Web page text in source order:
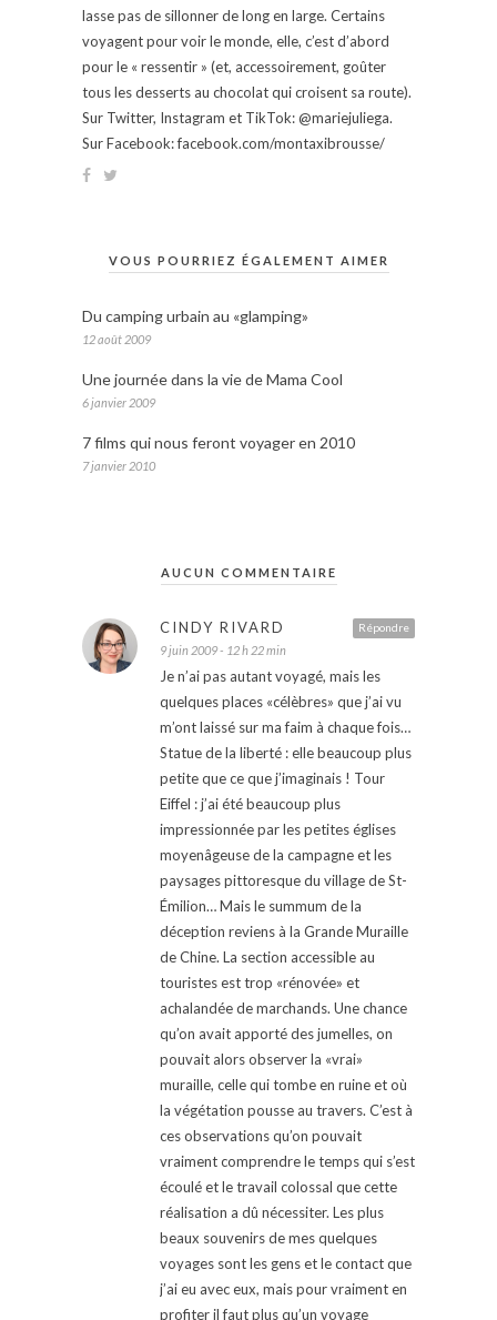
lasse pas de sillonner de long en large. Certains
voyagent pour voir le monde, elle, c’est d’abord
pour le « ressentir » (et, accessoirement, goûter
tous les desserts au chocolat qui croisent sa route).
Sur Twitter, Instagram et TikTok: @mariejuliega.
Sur Facebook: facebook.com/montaxibrousse/
VOUS POURRIEZ ÉGALEMENT AIMER
Du camping urbain au «glamping»
12 août 2009
Une journée dans la vie de Mama Cool
6 janvier 2009
7 films qui nous feront voyager en 2010
7 janvier 2010
AUCUN COMMENTAIRE
Répondre
CINDY RIVARD
9 juin 2009 - 12 h 22 min
Je n’ai pas autant voyagé, mais les
quelques places «célèbres» que j’ai vu
m’ont laissé sur ma faim à chaque fois…
Statue de la liberté : elle beaucoup plus
petite que ce que j’imaginais ! Tour
Eiffel : j’ai été beaucoup plus
impressionnée par les petites églises
moyenâgeuse de la campagne et les
paysages pittoresque du village de St-
Émilion… Mais le summum de la
déception reviens à la Grande Muraille
de Chine. La section accessible au
touristes est trop «rénovée» et
achalandée de marchands. Une chance
qu’on avait apporté des jumelles, on
pouvait alors observer la «vrai»
muraille, celle qui tombe en ruine et où
la végétation pousse au travers. C’est à
ces observations qu’on pouvait
vraiment comprendre le temps qui s’est
écoulé et le travail colossal que cette
réalisation a dû nécessiter. Les plus
beaux souvenirs de mes quelques
voyages sont les gens et le contact que
j’ai eu avec eux, mais pour vraiment en
profiter il faut plus qu’un voyage